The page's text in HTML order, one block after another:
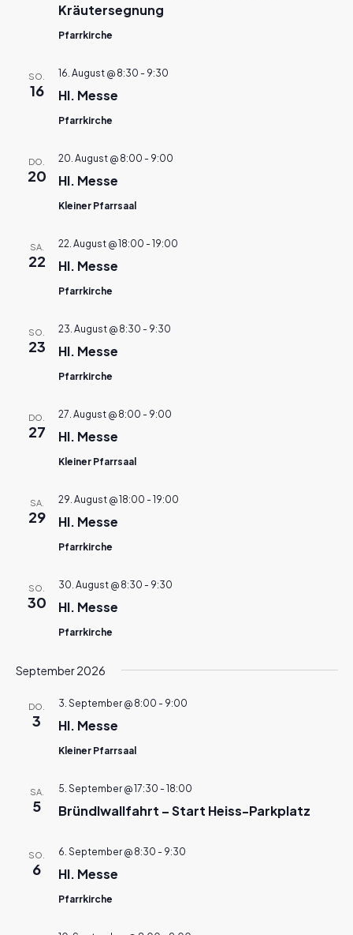
Kräutersegnung
Pfarrkirche
SO.
16 Hl. Messe
16. August @ 8:30 - 9:30
Pfarrkirche
DO.
20 Hl. Messe
20. August @ 8:00 - 9:00
Kleiner Pfarrsaal
SA.
22 Hl. Messe
22. August @ 18:00 - 19:00
Pfarrkirche
SO.
23 Hl. Messe
23. August @ 8:30 - 9:30
Pfarrkirche
DO.
27 Hl. Messe
27. August @ 8:00 - 9:00
Kleiner Pfarrsaal
SA.
29 Hl. Messe
29. August @ 18:00 - 19:00
Pfarrkirche
SO.
30 Hl. Messe
30. August @ 8:30 - 9:30
Pfarrkirche
September 2026
DO.
3 Hl. Messe
3. September @ 8:00 - 9:00
Kleiner Pfarrsaal
SA.
5 Bründlwallfahrt – Start Heiss-Parkplatz
5. September @ 17:30 - 18:00
SO.
6 Hl. Messe
6. September @ 8:30 - 9:30
Pfarrkirche